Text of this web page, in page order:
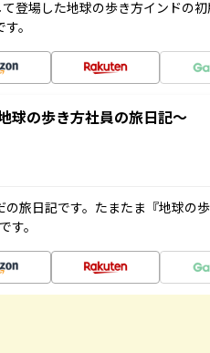
登場した地球の歩き方インドの
。
球の歩き方社員の旅日記～
旅日記です。たまたま『地球の
す。